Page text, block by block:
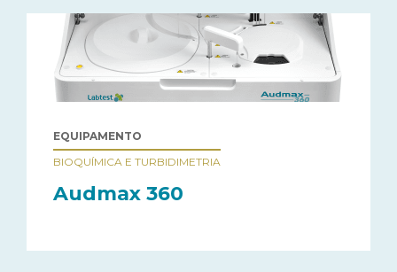
EQUIPAMENTO
BIOQUÍMICA E TURBIDIMETRIA
Audmax 360